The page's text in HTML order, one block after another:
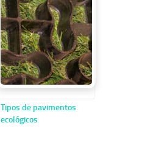
marcan la diferencia
Tipos de pavimentos
ecológicos